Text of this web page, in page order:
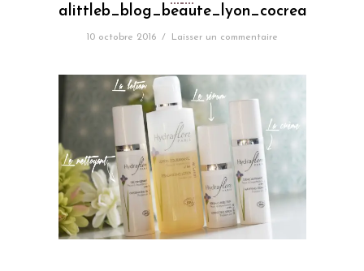
10 octobre 2016 / Laisser un commentaire